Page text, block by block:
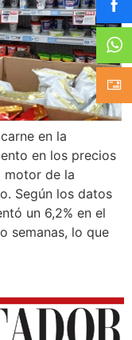
en la
en los precios
motor de la
Según los datos
un 6,2% en el
semanas, lo que